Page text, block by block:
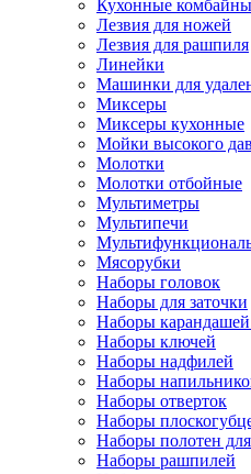
Кухонные комбайны
Лезвия для ножей
Лезвия для рашпиля
Линейки
Машинки для
Миксеры
Миксеры кухонные
Мойки высокого
Молотки
Молотки отбойные
Мультиметры
Мультипечи
Мясорубки
Наборы головок
Наборы для заточки
Наборы
Наборы ключей
Наборы надфилей
Наборы
Наборы отверток
Наборы
Наборы полотен
Наборы рашпилей